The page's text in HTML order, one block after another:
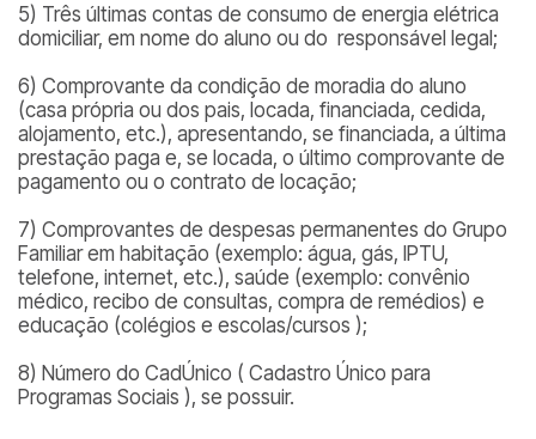
5) Três últimas contas de consumo de energia elétrica
domiciliar, em nome do aluno ou do responsável legal;
6) Comprovante da condição de moradia do aluno
(casa própria ou dos pais, locada, financiada, cedida,
alojamento, etc.), apresentando, se financiada, a última
prestação paga e, se locada, o último comprovante de
pagamento ou o contrato de locação;
7) Comprovantes de despesas permanentes do Grupo
Familiar em habitação (exemplo: água, gás, IPTU,
telefone, internet, etc.), saúde (exemplo: convênio
médico, recibo de consultas, compra de remédios) e
educação (colégios e escolas/cursos );
8) Número do CadÚnico ( Cadastro Único para
Programas Sociais ), se possuir.